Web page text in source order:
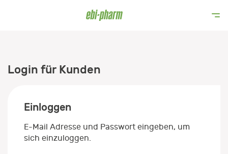
Login für Kunden
Einloggen
E-Mail Adresse und Passwort eingeben, um
sich einzuloggen.